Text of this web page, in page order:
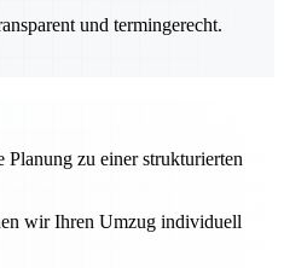
und termingerecht.
zu einer strukturierten
wir Ihren Umzug individuell